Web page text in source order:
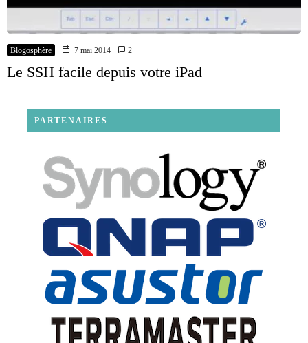
Blogosphère 7 mai 2014 2
Le SSH facile depuis votre iPad
PARTENAIRES